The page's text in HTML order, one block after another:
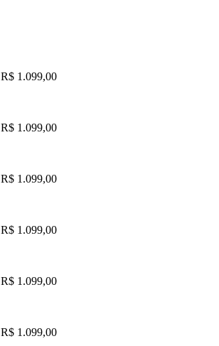
R$ 1.099,00
R$ 1.099,00
R$ 1.099,00
R$ 1.099,00
R$ 1.099,00
R$ 1.099,00